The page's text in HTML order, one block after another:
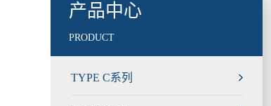
产品中心
PRODUCT
TYPE C系列